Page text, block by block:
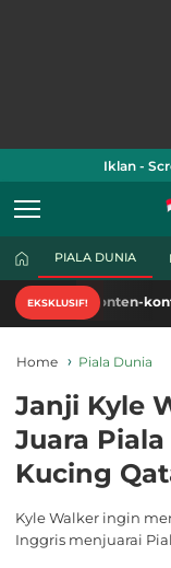
Iklan -
PIALA DUNIA
EKSKLUSIF!
konten Piala
Home Piala Dunia
Janji Kyle
Juara
Kucing
Kyle Walker ingin
Inggris menjuarai